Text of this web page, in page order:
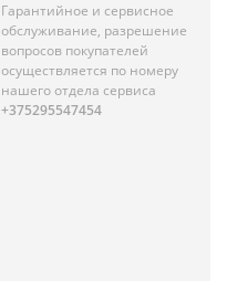
Гарантийное и сервисное
обслуживание, разрешение
вопросов покупателей
осуществляется по номеру
нашего отдела сервиса
+375295547454